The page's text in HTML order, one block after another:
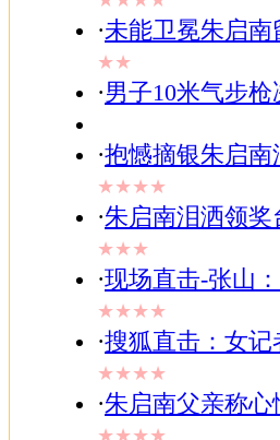
·未能卫冕朱启
★★
·男子10米气步
·抱憾摘银朱启
★★★★
·朱启南泪洒领
★★★
·现场直击-张山
★★★★
·搜狐直击：女
★★★★
·朱启南父亲称
★★★★